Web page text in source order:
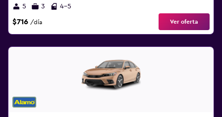
5 3 4-5
$716 /día Ver oferta